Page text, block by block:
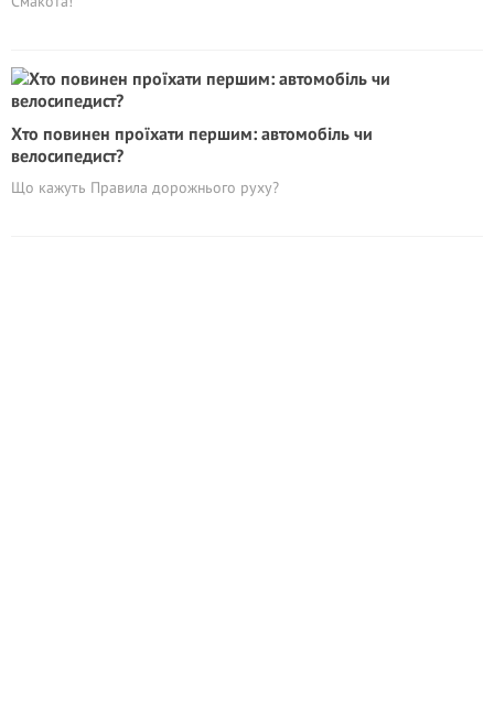
Хто повинен проїхати першим: автомобіль чи
велосипедист?
Що кажуть Правила дорожнього руху?